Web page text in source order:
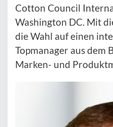
Cotton Council
Washington DC. Mit
die Wahl auf einen
Topmanager aus dem
Marken- und